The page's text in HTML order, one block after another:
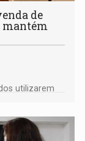
de
mantém
utilizarem